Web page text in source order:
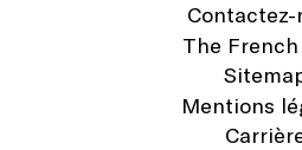
Contactez-
The
Mentions